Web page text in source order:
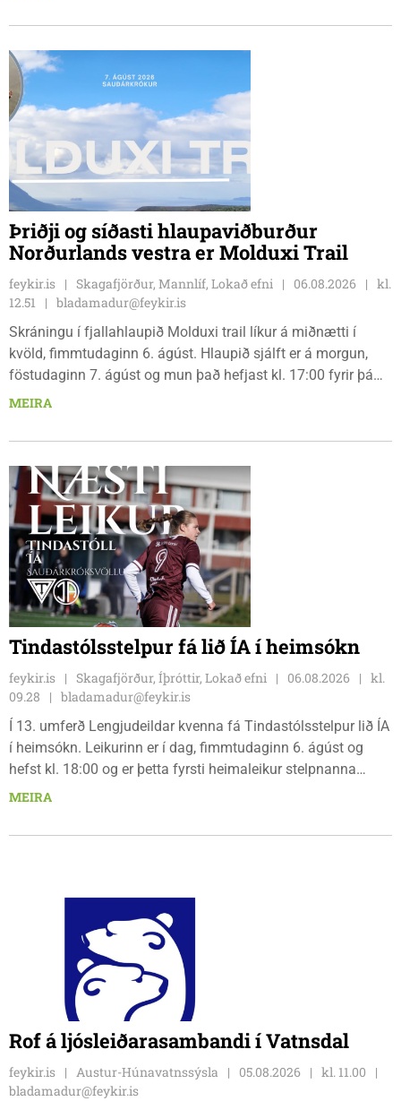
Dagbjörtu Sísí Einarsdóttur, sem er nýkrýndur klúbbmeistari
Þriðji og síðasti hlaupaviðburður
Norðurlands vestra er Molduxi Trail
feykir.is Skagafjörður, Mannlíf, Lokað efni 06.08.2026
kl.
12.51
bladamadur@feykir.is
Skráningu í fjallahlaupið Molduxi trail líkur á miðnætti í
kvöld, fimmtudaginn 6. ágúst. Hlaupið sjálft er á morgun,
föstudaginn 7. ágúst og mun það hefjast kl. 17:00 fyrir þá
keppendur sem ætla sér 20 km em kl. 18:00 fyrir 12 km
fjölbrautaskólans en þar er líka komið í mark þannig
styðja hlauparana áfram.
MEIRA
Tindastólsstelpur fá lið ÍA í heimsókn
feykir.is Skagafjörður, Íþróttir, Lokað efni 06.08.2026
kl.
09.28
bladamadur@feykir.is
Í 13. umferð Lengjudeildar kvenna fá Tindastólsstelpur lið ÍA
í heimsókn. Leikurinn er í dag, fimmtudaginn 6. ágúst og
hefst kl. 18:00 og er þetta fyrsti heimaleikur stelpnanna
síðan 18. júlí. Spáin fyrir leikinn er fín, lítil háttar rigning og
veðri og skella sér á völlinn.
MEIRA
Rof á ljósleiðarasambandi í Vatnsdal
feykir.is Austur-Húnavatnssýsla 05.08.2026
kl. 11.00
bladamadur@feykir.is